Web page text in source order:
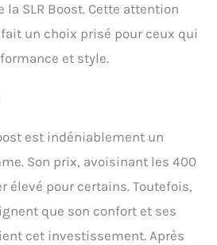
la SLR Boost. Cette attention
un choix prisé pour ceux qui
et style.
est indéniablement un
Son prix, avoisinant les 400
élevé pour certains. Toutefois,
que son confort et ses
cet investissement. Après